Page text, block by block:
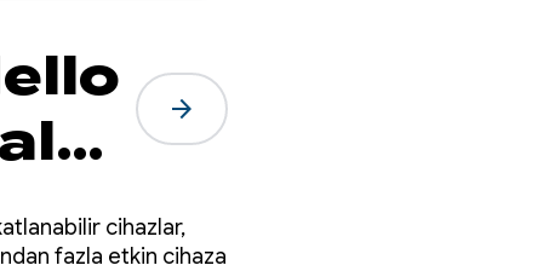
arrow_forward
cihazlar,
fazla etkin cihaza